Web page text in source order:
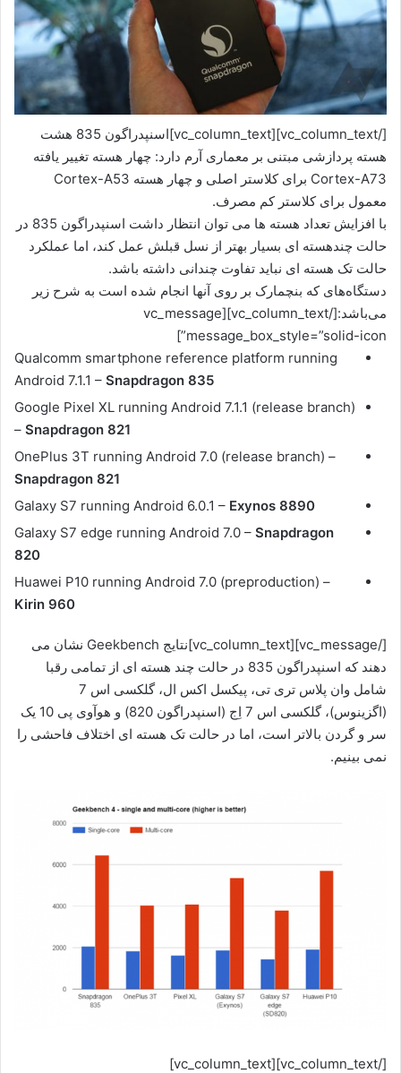
[/vc_column_text][vc_column_text]اسنپدراگون 835 هشت
هسته پردازشی مبتنی بر معماری آرم دارد: چهار هسته تغییر یافته
Cortex-A73 برای کلاستر اصلی و چهار هسته Cortex-A53
معمول برای کلاستر کم مصرف.
با افزایش تعداد هسته ها می توان انتظار داشت اسنپدراگون 835 در
حالت چندهسته ای بسیار بهتر از نسل قبلش عمل کند، اما عملکرد
حالت تک هسته ای نباید تفاوت چندانی داشته باشد.
دستگاه‌های که بنچمارک بر روی آنها انجام شده است به شرح زیر
می‌باشد:[/vc_column_text][vc_message
message_box_style=”solid-icon”]
Qualcomm smartphone reference platform running
Android 7.1.1 – Snapdragon 835
Google Pixel XL running Android 7.1.1 (release branch)
– Snapdragon 821
OnePlus 3T running Android 7.0 (release branch) –
Snapdragon 821
Galaxy S7 running Android 6.0.1 – Exynos 8890
Galaxy S7 edge running Android 7.0 – Snapdragon
820
Huawei P10 running Android 7.0 (preproduction) –
Kirin 960
[/vc_message][vc_column_text]نتایج Geekbench نشان می
دهند که اسنپدراگون 835 در حالت چند هسته ای از تمامی رقبا
شامل وان پلاس تری تی، پیکسل اکس ال، گلکسی اس 7
(اگزینوس)، گلکسی اس 7 اِج (اسنپدراگون 820) و هوآوی پی 10 یک
سر و گردن بالاتر است، اما در حالت تک هسته ای اختلاف فاحشی را
نمی بینیم.
[/vc_column_text][vc_column_text]